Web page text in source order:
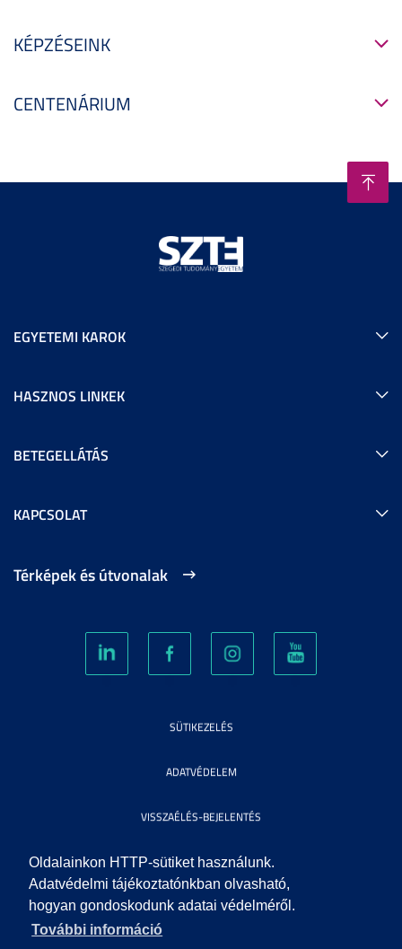
Oldalainkon HTTP-sütiket használunk.
Adatvédelmi tájékoztatónkban olvasható,
hogyan gondoskodunk adatai védelméről.
További információ
KÉPZÉSEINK
CENTENÁRIUM
EGYETEMI KAROK
HASZNOS LINKEK
BETEGELLÁTÁS
KAPCSOLAT
Térképek és útvonalak
SÜTIKEZELÉS
ADATVÉDELEM
VISSZAÉLÉS-BEJELENTÉS
KÖZÉRDEKŰ ADATOK
IMPRESSZUM